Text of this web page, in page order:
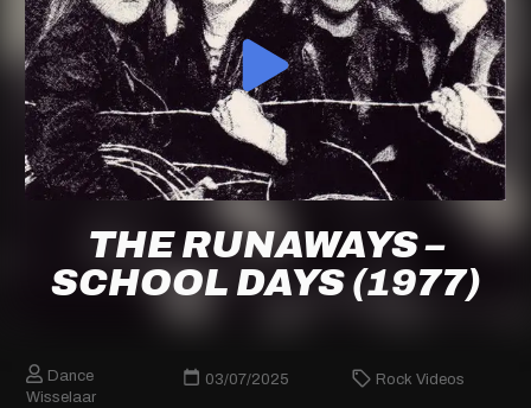
THE RUNAWAYS –
SCHOOL DAYS (1977)
Dance
Wisselaar
03/07/2025 Rock Videos